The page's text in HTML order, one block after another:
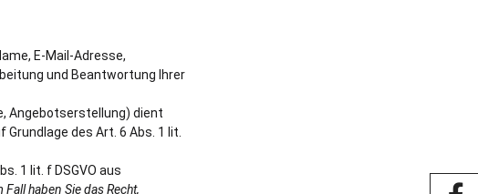
E-Mail-Adresse,
und Beantwortung Ihrer
Angebotserstellung) dient
des Art. 6 Abs. 1 lit.
1 lit. f DSGVO aus
Fall haben Sie das Recht,